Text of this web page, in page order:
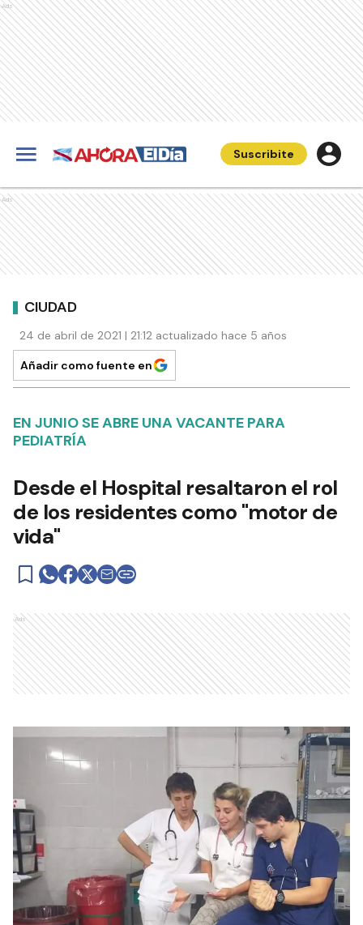
Ads
Suscribite
Ads
CIUDAD
24 de abril de 2021 | 21:12 actualizado hace 5 años
Añadir como fuente en
EN JUNIO SE ABRE UNA VACANTE PARA
PEDIATRÍA
Desde el Hospital resaltaron el rol
de los residentes como "motor de
vida"
Ads